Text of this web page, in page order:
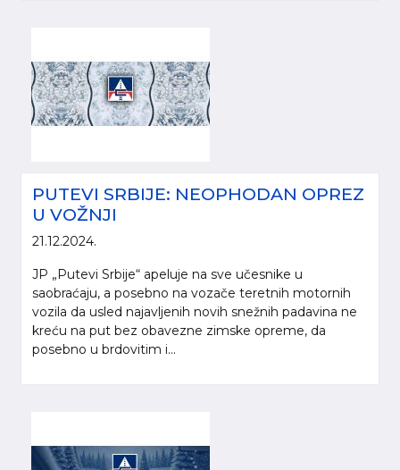
PUTEVI SRBIJE: NEOPHODAN OPREZ
U VOŽNJI
21.12.2024.
JP „Putevi Srbije“ apeluje na sve učesnike u
saobraćaju, a posebno na vozače teretnih motornih
vozila da usled najavljenih novih snežnih padavina ne
kreću na put bez obavezne zimske opreme, da
posebno u brdovitim i...